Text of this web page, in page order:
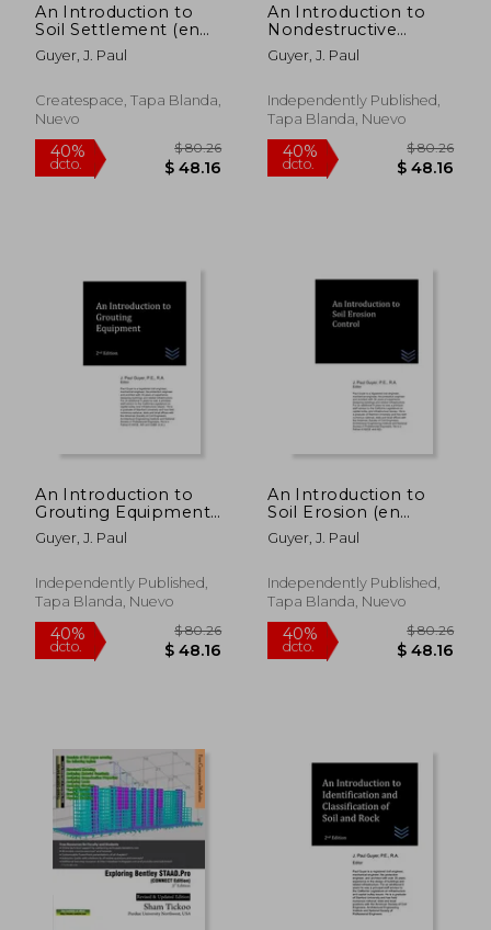
$ 48.16
An Introduction to
Soil Settlement (en
Inglés)
Guyer, J. Paul
Createspace, Tapa Blanda,
Nuevo
An Introduction to
Nondestructive
Testing of Welds (en
Inglés)
Guyer, J. Paul
Independently Published,
Tapa Blanda, Nuevo
An Introduction to
Grouting Equipment
(en Inglés)
Guyer, J. Paul
Independently Published,
Tapa Blanda, Nuevo
An Introduction to
Soil Erosion (en
Inglés)
Guyer, J. Paul
Independently Published,
Tapa Blanda, Nuevo